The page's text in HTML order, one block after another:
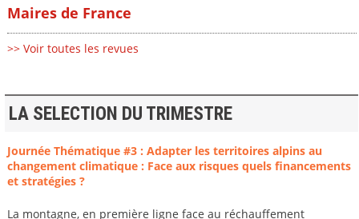
Maires de France
>> Voir toutes les revues
LA SELECTION DU TRIMESTRE
Journée Thématique #3 : Adapter les territoires alpins au
changement climatique : Face aux risques quels financements
et stratégies ?
La montagne, en première ligne face au réchauffement